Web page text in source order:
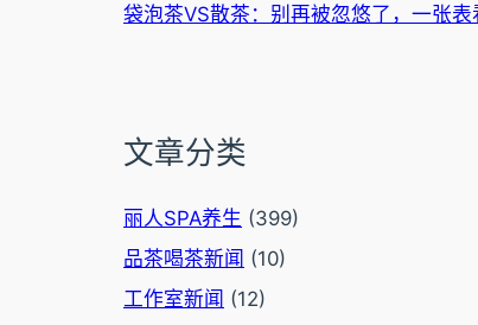
袋泡茶VS散茶：别再被忽悠了，一张
文章分类
丽人SPA养生 (399)
品茶喝茶新闻 (10)
工作室新闻 (12)